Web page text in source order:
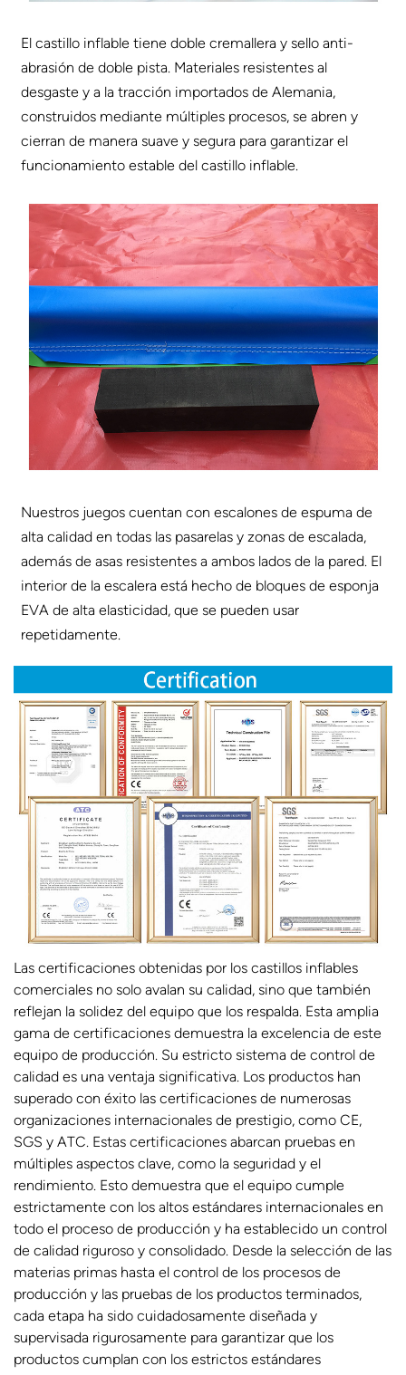
El castillo inflable tiene doble cremallera y sello anti-
abrasión de doble pista. Materiales resistentes al
desgaste y a la tracción importados de Alemania,
construidos mediante múltiples procesos, se abren y
cierran de manera suave y segura para garantizar el
funcionamiento estable del castillo inflable.
Nuestros juegos cuentan con escalones de espuma de
alta calidad en todas las pasarelas y zonas de escalada,
además de asas resistentes a ambos lados de la pared. El
interior de la escalera está hecho de bloques de esponja
EVA de alta elasticidad, que se pueden usar
repetidamente.
Las certificaciones obtenidas por los castillos inflables
comerciales no solo avalan su calidad, sino que también
reflejan la solidez del equipo que los respalda. Esta amplia
gama de certificaciones demuestra la excelencia de este
equipo de producción. Su estricto sistema de control de
calidad es una ventaja significativa. Los productos han
superado con éxito las certificaciones de numerosas
organizaciones internacionales de prestigio, como CE,
SGS y ATC. Estas certificaciones abarcan pruebas en
múltiples aspectos clave, como la seguridad y el
rendimiento. Esto demuestra que el equipo cumple
estrictamente con los altos estándares internacionales en
todo el proceso de producción y ha establecido un control
de calidad riguroso y consolidado. Desde la selección de las
materias primas hasta el control de los procesos de
producción y las pruebas de los productos terminados,
cada etapa ha sido cuidadosamente diseñada y
supervisada rigurosamente para garantizar que los
productos cumplan con los estrictos estándares